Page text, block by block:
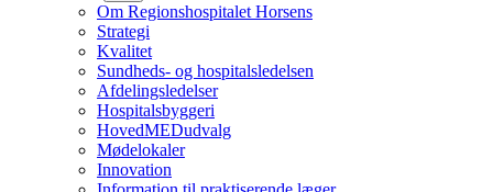
Om Regionshospitalet Horsens
Strategi
Kvalitet
Sundheds- og hospitalsledelsen
Afdelingsledelser
Hospitalsbyggeri
HovedMEDudvalg
Mødelokaler
Innovation